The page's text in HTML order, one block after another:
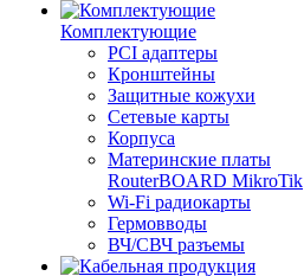
Комплектующие
PCI адаптеры
Кронштейны
Защитные кожухи
Сетевые карты
Корпуса
Материнские платы
RouterBOARD MikroTik
Wi-Fi радиокарты
Гермовводы
ВЧ/СВЧ разъемы